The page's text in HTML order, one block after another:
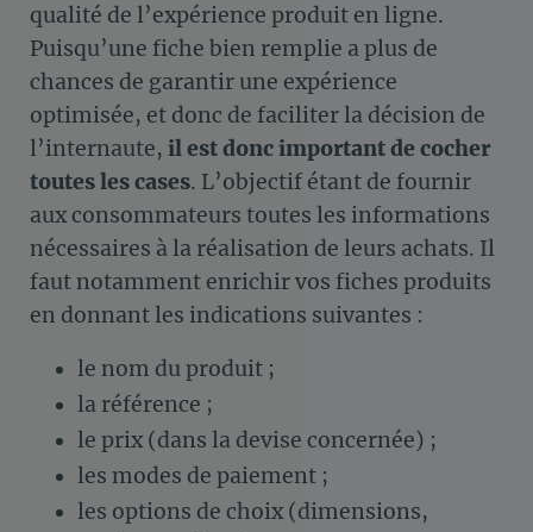
qualité de l’expérience produit en ligne.
Puisqu’une fiche bien remplie a plus de
chances de garantir une expérience
optimisée, et donc de faciliter la décision de
l’internaute, il est donc important de cocher
toutes les cases. L’objectif étant de fournir
aux consommateurs toutes les informations
nécessaires à la réalisation de leurs achats. Il
faut notamment enrichir vos fiches produits
en donnant les indications suivantes :
le nom du produit ;
la référence ;
le prix (dans la devise concernée) ;
les modes de paiement ;
les options de choix (dimensions,